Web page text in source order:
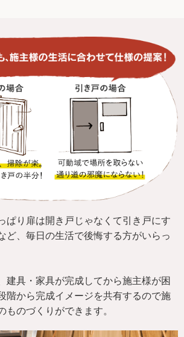
ぱり扉は開き戸じゃなくて引き戸にす
ど、毎日の生活で後悔する方がいらっ
建具・家具が完成してから施主様が困
階から完成イメージを共有するので施
ものづくりができます。